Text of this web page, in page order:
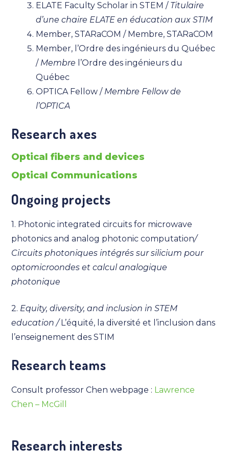
ELATE Faculty Scholar in STEM / Titulaire
d’une chaire ELATE en éducation aux STIM
Member, STARaCOM / Membre, STARaCOM
Member, l’Ordre des ingénieurs du Québec
/ Membre l’Ordre des ingénieurs du
Québec
OPTICA Fellow / Membre Fellow de
l’OPTICA
Research axes
Optical fibers and devices
Optical Communications
Ongoing projects
1. Photonic integrated circuits for microwave
photonics and analog photonic computation/
Circuits photoniques intégrés sur silicium pour
optomicroondes et calcul analogique
photonique
2. Equity, diversity, and inclusion in STEM
education /L’équité, la diversité et l’inclusion dans
l’enseignement des STIM
Research teams
Consult professor Chen webpage : Lawrence
Chen – McGill
Research interests